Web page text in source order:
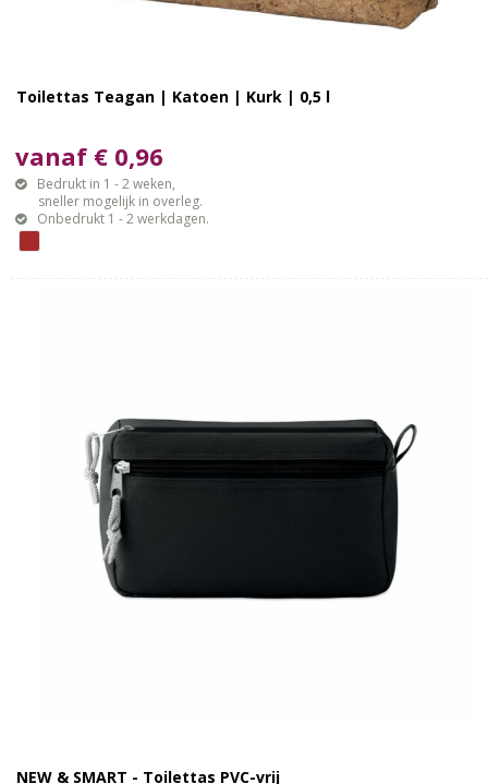
Toilettas Teagan | Katoen | Kurk | 0,5 l
vanaf € 0,96
Bedrukt in 1 - 2 weken,
sneller mogelijk in overleg.
Onbedrukt 1 - 2 werkdagen.
NEW & SMART - Toilettas PVC-vrij